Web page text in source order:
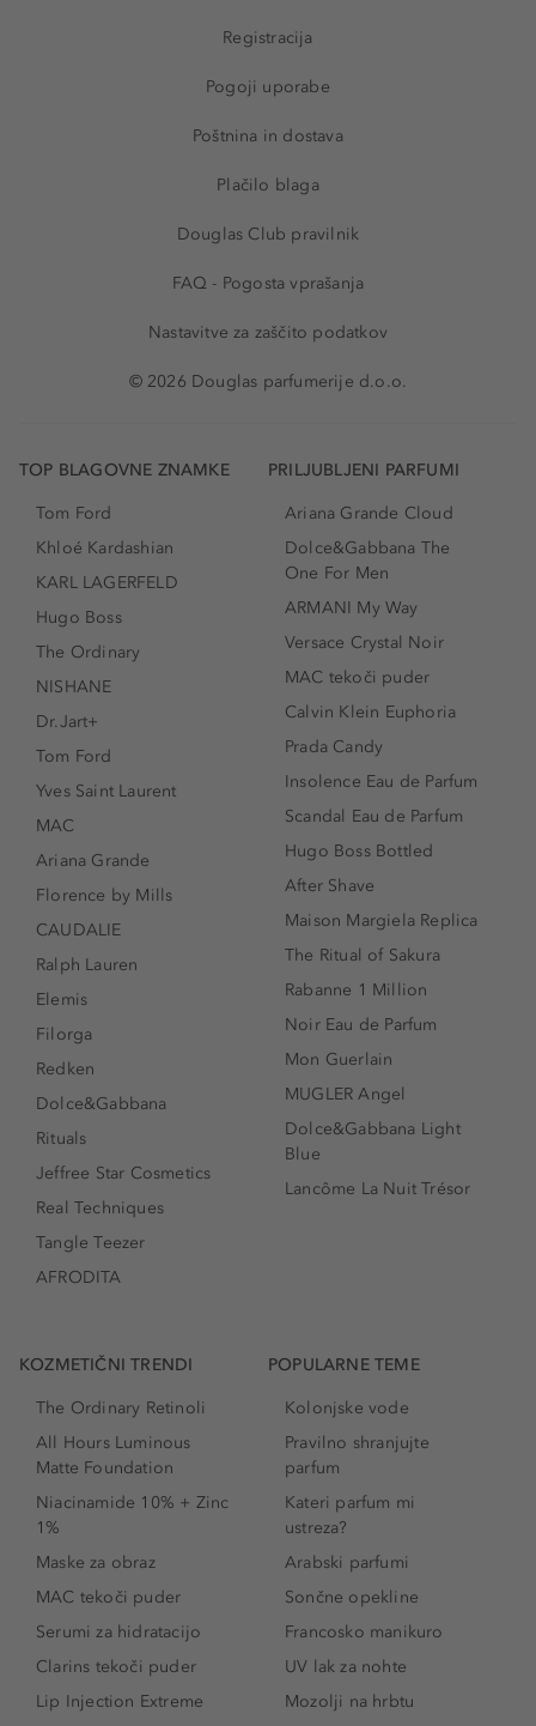
Registracija
Pogoji uporabe
Poštnina in dostava
Plačilo blaga
Douglas Club pravilnik
FAQ - Pogosta vprašanja
Nastavitve za zaščito podatkov
© 2026 Douglas parfumerije d.o.o.
TOP BLAGOVNE ZNAMKE
Tom Ford
Khloé Kardashian
KARL LAGERFELD
Hugo Boss
The Ordinary
NISHANE
Dr.Jart+
Tom Ford
Yves Saint Laurent
MAC
Ariana Grande
Florence by Mills
CAUDALIE
Ralph Lauren
Elemis
Filorga
Redken
Dolce&Gabbana
Rituals
Jeffree Star Cosmetics
Real Techniques
Tangle Teezer
AFRODITA
PRILJUBLJENI PARFUMI
Ariana Grande Cloud
Dolce&Gabbana The
One For Men
ARMANI My Way
Versace Crystal Noir
MAC tekoči puder
Calvin Klein Euphoria
Prada Candy
Insolence Eau de Parfum
Scandal Eau de Parfum
Hugo Boss Bottled
After Shave
Maison Margiela Replica
The Ritual of Sakura
Rabanne 1 Million
Noir Eau de Parfum
Mon Guerlain
MUGLER Angel
Dolce&Gabbana Light
Blue
Lancôme La Nuit Trésor
KOZMETIČNI TRENDI
The Ordinary Retinoli
All Hours Luminous
Matte Foundation
Niacinamide 10% + Zinc
1%
Maske za obraz
MAC tekoči puder
Serumi za hidratacijo
Clarins tekoči puder
Lip Injection Extreme
POPULARNE TEME
Kolonjske vode
Pravilno shranjujte
parfum
Kateri parfum mi
ustreza?
Arabski parfumi
Sončne opekline
Francosko manikuro
UV lak za nohte
Mozolji na hrbtu